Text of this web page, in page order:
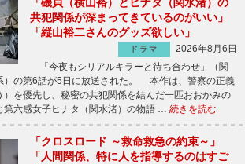
共犯関係が深まってきているのがいい」
「縦山裕二さんのグッズ欲しい」
ドラマ
2026年8月6日
「今夜もシリアルキラーと待ち合わせ」（関
）の第6話が5日に放送された。 本作は、警察の正義
）を優先し、秘密の共犯関係を結んだ一匹おおかみの
第六感女子ヒナタ（関水渚）の物語 … 続きを読む
「クロスロード ～救命救急の約束～」
「人間関係、特に人を指導するのはすご